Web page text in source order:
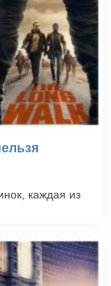
каждая из